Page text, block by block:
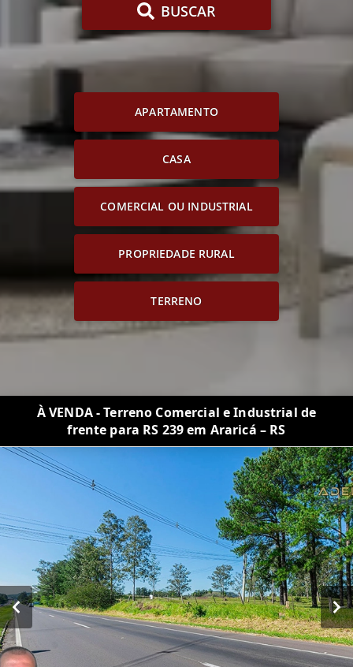
BUSCAR
APARTAMENTO
CASA
COMERCIAL OU INDUSTRIAL
PROPRIEDADE RURAL
TERRENO
À VENDA - Terreno Comercial e Industrial de
frente para RS 239 em Araricá – RS